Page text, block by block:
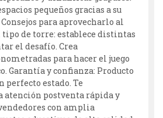
pequeños gracias a su
para aprovecharlo al
de torre: establece distintas
el desafío. Crea
para hacer el juego
Garantía y confianza: Producto
perfecto estado. Te
atención postventa rápida y
con amplia